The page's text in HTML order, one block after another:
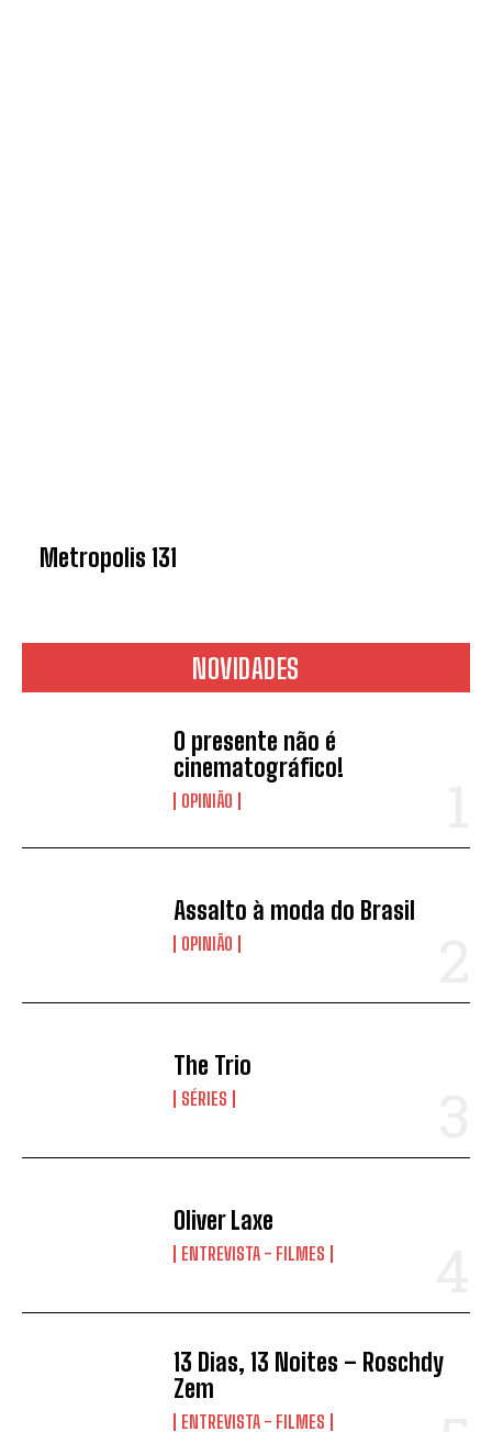
Metropolis 131
NOVIDADES
O presente não é
cinematográfico!
OPINIÃO
Assalto à moda do Brasil
OPINIÃO
The Trio
SÉRIES
Oliver Laxe
ENTREVISTA - FILMES
13 Dias, 13 Noites – Roschdy
Zem
ENTREVISTA - FILMES